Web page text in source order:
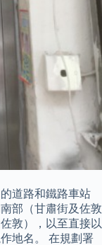
道路和鐵路車站
部（甘肅街及佐敦
敦），以至直接以
地名。 在規劃署